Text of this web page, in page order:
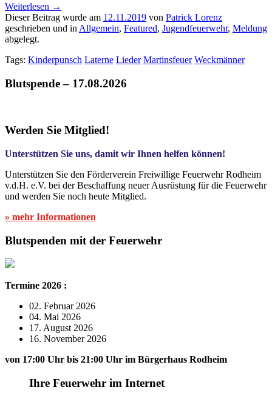
Weiterlesen →
Dieser Beitrag wurde am 12.11.2019 von Patrick Lorenz
geschrieben und in Allgemein, Featured, Jugendfeuerwehr, Meldung
abgelegt.
Tags: Kinderpunsch Laterne Lieder Martinsfeuer Weckmänner
Blutspende – 17.08.2026
Werden Sie Mitglied!
Unterstützen Sie uns, damit wir Ihnen helfen können!
Unterstützen Sie den Förderverein Freiwillige Feuerwehr Rodheim
v.d.H. e.V. bei der Beschaffung neuer Ausrüstung für die Feuerwehr
und werden Sie noch heute Mitglied.
» mehr Informationen
Blutspenden mit der Feuerwehr
Termine 2026 :
02. Februar 2026
04. Mai 2026
17. August 2026
16. November 2026
von 17:00 Uhr bis 21:00 Uhr im Bürgerhaus Rodheim
Ihre Feuerwehr im Internet